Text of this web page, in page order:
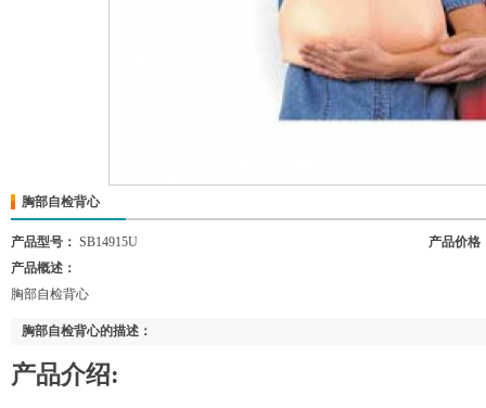
胸部自检背心
产品型号： SB14915U
产品价格
产品概述：
胸部自检背心
胸部自检背心的描述：
产品介绍: